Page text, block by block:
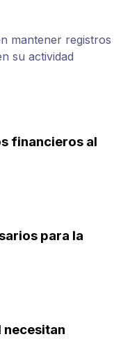
mantener registros
su actividad
financieros al
para la
necesitan